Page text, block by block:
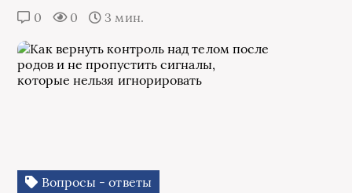
0 0 3 мин.
Вопросы - ответы